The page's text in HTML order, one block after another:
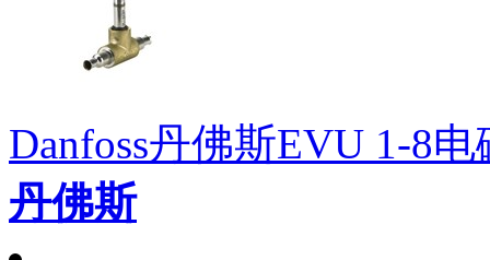
Danfoss丹佛斯EVU 1-8电
丹佛斯